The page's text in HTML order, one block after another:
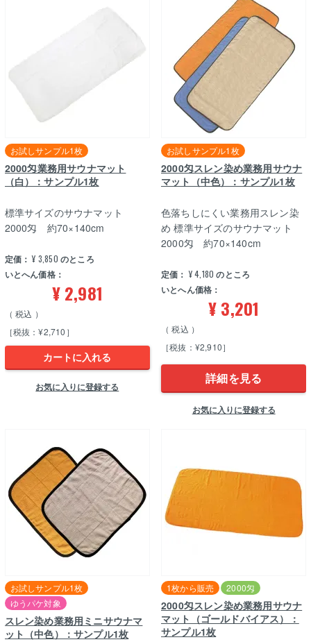
2000匁業務用サウナマット
（白）：サンプル1枚
お試しサンプル1枚
定価： ¥ 3,850 のところ
いとへん価格：
¥ 2,981
税込
［税抜：¥2,710］
標準サイズのサウナマット
2000匁 約70×140cm
カートに入れる
お気に入りに登録する
2000匁スレン染め業務用サウナ
マット（中色）：サンプル1枚
お試しサンプル1枚
定価： ¥4,180 のところ
いとへん価格：
¥3,201
税込
［税抜：¥2,910］
色落ちしにくい業務用スレン染
め 標準サイズのサウナマット
2000匁 約70×140cm
詳細を見る
お気に入りに登録する
スレン染め業務用ミニサウナマ
ット（中色）：サンプル1枚
お試しサンプル1枚
ゆうパケ対象
2000匁スレン染め業務用サウナ
マット（ゴールドバイアス）：
サンプル1枚
1枚から販売 2000匁